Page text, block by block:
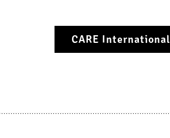
CARE International